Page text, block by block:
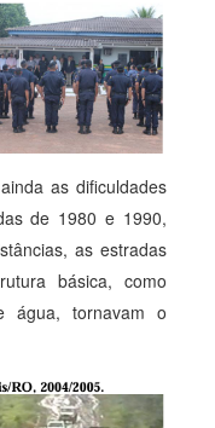
as dificuldades
de 1980 e 1990,
as estradas
básica, como
água, tornavam o